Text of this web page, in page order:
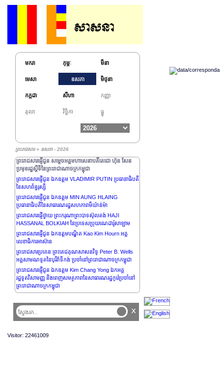
មករា កុម្ភៈ មីនា
មេសា ឧសភា មិថុនា
កក្កដា សីហា កញ្ញា
តុលា វិច្ឆិកា ធ្នូ
ព្រះរាជសារ » ឧសភា - 2026
ព្រះរាជសារផ្ញើថ្វាយព្រះករុណាព្រះបាទ HARALD V
ព្រះមហាក្សត្រនៃព្រះរាជាណាចក្រន័រវែស
ព្រះរាជសារផ្ញើជូន ឯកឧត្តម SANTIAGO PEÑA ប្រធានាធិបតី
នៃសាធារណរដ្ឋប៉ារ៉ាហ្គាយ
ព្រះរាជសារផ្ញើជូន ឯកឧត្តមសាស្រ្តាចារ្យ Olivier de Bernon
ឧត្តមប្រឹក្សាផ្ទាល់ ព្រះមហាក្សត្រ, នាយកផ្នែកសិក្សាស្រាវជ្រាវនៅ
បណ្ឌិតសភាវិទ្យាសាស្ត្រឯនាយសមុទ្រ
រដ្ឋមន្រ្តី និងជារដ្ឋមន្រ្តីក្រសួងព្រះបរមរាជវាំង
ព្រះរាជសារផ្ញើជូន សម្តេចមហារដ្ឋសភាធិការធិបតី ឃួន សុដារី,
ប្រធានរដ្ឋសភា នៃព្រះរាជាណាចក្រកម្ពុជា
ព្រះរាជសារផ្ញើជូន សម្តេចមហាបវរធិបតី ហ៊ុន ម៉ាណែត, នាយក
រដ្ឋមន្រ្តី នៃព្រះរាជាណាចក្រកម្ពុជា
ព្រះរាជសារផ្ញើជូន សម្តេចអគ្គមហាសេនាបតីតេជោ ហ៊ុន សែន
ប្រមុខរដ្ឋស្តីទីនៃព្រះរាជាណាចក្រកម្ពុជា
ព្រះរាជសារផ្ញើជូន ឯកឧត្តម VLADIMIR PUTIN ប្រធានាធិបតី
នៃសហព័ន្ធរុស្សី
ព្រះរាជសារផ្ញើជូន ឯកឧត្តម MIN AUNG HLAING
ប្រធានាធិបតីនៃសាធារណរដ្ឋសហភាពមីយ៉ាន់ម៉ា
ព្រះរាជសារផ្ញើថ្វាយ ព្រះករុណាព្រះបាទស៊ុលតង់ HAJI
HASSANAL BOLKIAH នៃប្រទេសប្រុយណេដារ៉ូសាឡាម
ព្រះរាជសារផ្ញើជូន ឯកឧត្តមបណ្ឌិត Kao Kim Hourn អគ្គ
លេខាធិការអាស៊ាន
ព្រះរាជសារប្រគេន ព្រះតេជគុណសាសនវិទូ Peter B. Wells
អគ្គសាមណទូតនៃបុរីវ៉ាទីកង់ ប្រចាំនៅព្រះរាជាណាចក្រកម្ពុជា
ព្រះរាជសារផ្ញើជូន ឯកឧត្តម Kim Chang Yong ឯកអគ្គ
រដ្ឋទូតវិសាមញ្ញ និងពេញសមត្ថភាពនៃសាធារណរដ្ឋកូរ៉េប្រចាំនៅ
ព្រះរាជាណាចក្រកម្ពុជា
វររាជមាតាជាតិខ្មែរ ក្នុងសេរីភាព សេចក្តីថ្លៃថ្នូរ និងសុភមង្គល ជាទី
គោរពសក្ការៈដ៏ខ្ពង់ខ្ពស់បំផុត ថ្វាយព្រះករុណា ព្រះបាទសម្តេច
ព្រះបរមនាថ នរោត្តម សីហមុនី ព្រះមហាក្សត្រនៃព្រះរាជាណាចក្រ
៧៣ព្រះវស្សា
x
Visitor: 22461009